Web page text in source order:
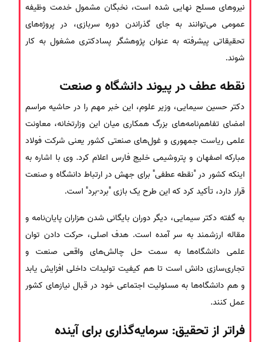
نیروهای مسلح نهایی شده است، نخبگان مشمول خدمت وظیفه
عمومی می‌توانند به جای گذراندن دوره سربازی، در پروژه‌های
تحقیقاتی پیشرفته به عنوان پژوهشگر پسادکتری مشغول به کار
شوند.
نقطه عطف در پیوند دانشگاه و صنعت
دکتر حسین سیمایی، وزیر علوم، این خبر مهم را در حاشیه مراسم
امضای تفاهم‌نامه‌های بزرگ همکاری میان این وزارتخانه، معاونت
علمی ریاست جمهوری و غول‌های صنعتی کشور یعنی شرکت فولاد
مبارکه اصفهان و پتروشیمی خلیج فارس اعلام کرد. وی با اشاره به
اینکه کشور در "نقطه عطفی" برای جهش در ارتباط دانشگاه و صنعت
قرار دارد، تأکید کرد که این طرح یک بازی "برد-برد" است.
به گفته دکتر سیمایی، دیگر دوران بایگانی شدن هزاران پایان‌نامه و
مقاله ارزشمند به سر آمده است. هدف اصلی، حرکت دادن توان
علمی دانشگاه‌ها به سمت حل چالش‌های واقعی صنعت و
تجاری‌سازی دانش است تا هم کیفیت تولیدات داخلی افزایش یابد
و هم دانشگاه‌ها به مسئولیت اجتماعی خود در قبال نیازهای کشور
عمل کنند.
فراتر از تحقیق: سرمایه‌گذاری برای آینده